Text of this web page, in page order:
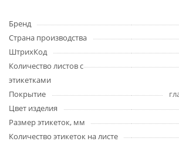
Бренд
Страна производства
ШтрихКод
Количество листов с
этикетками
Покрытие
Цвет изделия
Размер этикеток, мм
Количество этикеток на листе